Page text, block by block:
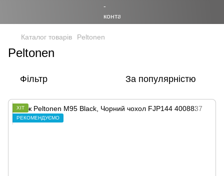
Каталог товарів Peltonen
Peltonen
Фільтр За популярністю
ХІТ
РЕКОМЕНДУЄМО